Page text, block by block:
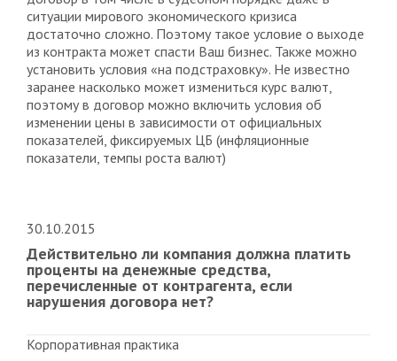
ситуации мирового экономического кризиса
достаточно сложно. Поэтому такое условие о выходе
из контракта может спасти Ваш бизнес. Также можно
установить условия «на подстраховку». Не известно
заранее насколько может измениться курс валют,
поэтому в договор можно включить условия об
изменении цены в зависимости от официальных
показателей, фиксируемых ЦБ (инфляционные
показатели, темпы роста валют)
30.10.2015
Действительно ли компания должна платить
проценты на денежные средства,
перечисленные от контрагента, если
нарушения договора нет?
Корпоративная практика